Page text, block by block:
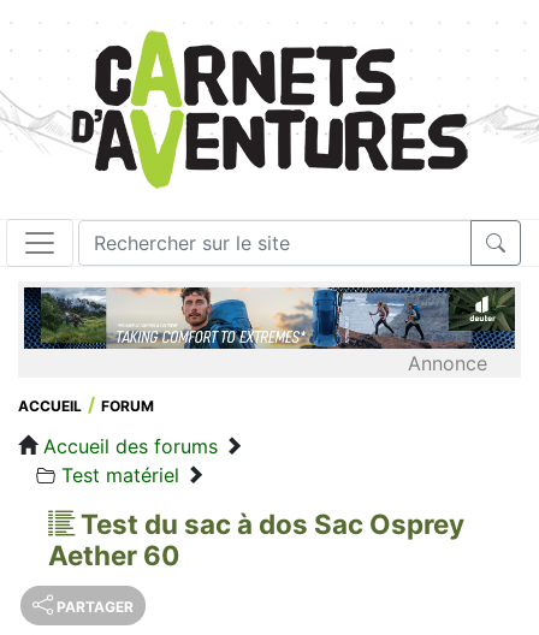
Annonce
ACCUEIL FORUM
Accueil des forums
Test matériel
Test du sac à dos Sac Osprey
Aether 60
PARTAGER